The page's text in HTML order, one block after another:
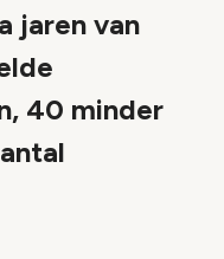
jaren van
40 minder